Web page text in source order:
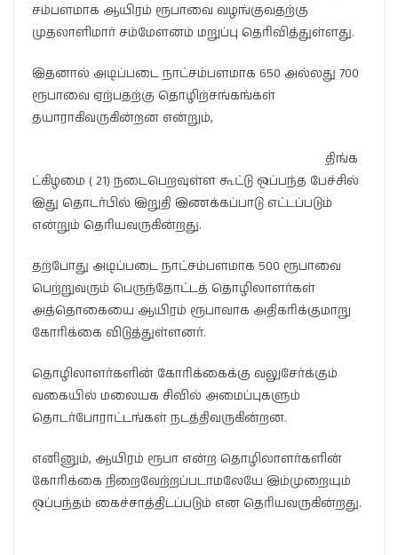
சம்பளமாக ஆயிரம் ரூபாவை வழங்குவதற்கு
முதலாளிமார் சம்மேளனம் மறுப்பு தெரிவித்துள்ளது.
இதனால் அடிப்படை நாட்சம்பளமாக 650 அல்லது 700
ரூபாவை ஏற்பதற்கு தொழிற்சங்கங்கள்
தயாராகிவருகின்றன என்றும்,
திங்க
ட்கிழமை ( 21) நடைபெறவுள்ள கூட்டு ஒப்பந்த பேச்சில்
இது தொடர்பில் இறுதி இணக்கப்பாடு எட்டப்படும்
என்றும் தெரியவருகின்றது.
தற்போது அடிப்படை நாட்சம்பளமாக 500 ரூபாவை
பெற்றுவரும் பெருந்தோட்டத் தொழிலாளர்கள்
அத்தொகையை ஆயிரம் ரூபாவாக அதிகரிக்குமாறு
கோரிக்கை விடுத்துள்ளனர்.
தொழிலாளர்களின் கோரிக்கைக்கு வலுசேர்க்கும்
வகையில் மலையக சிவில் அமைப்புகளும்
தொடர்போராட்டங்கள் நடத்திவருகின்றன.
எனினும், ஆயிரம் ரூபா என்ற தொழிலாளர்களின்
கோரிக்கை நிறைவேற்றப்படாமலேயே இம்முறையும்
ஒப்பந்தம் கைச்சாத்திடப்படும் என தெரியவருகின்றது.